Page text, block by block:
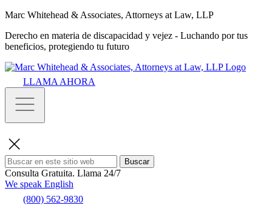
Marc Whitehead & Associates, Attorneys at Law, LLP
Derecho en materia de discapacidad y vejez - Luchando por tus
beneficios, protegiendo tu futuro
LLAMA AHORA
Buscar
Consulta Gratuita. Llama 24/7
We speak English
(800) 562-9830